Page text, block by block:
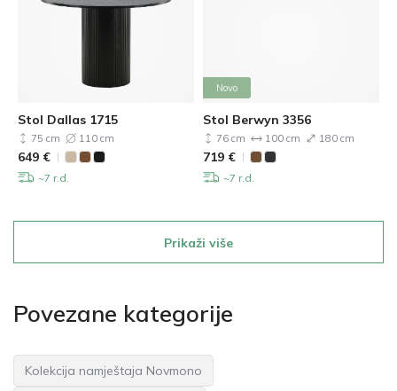
Stol Dallas 1715
75 cm 110 cm
649 €
~7 r.d.
Novo
Stol Berwyn 3356
76 cm 100 cm 180 cm
719 €
~7 r.d.
Prikaži više
Povezane kategorije
Kolekcija namještaja Novmono